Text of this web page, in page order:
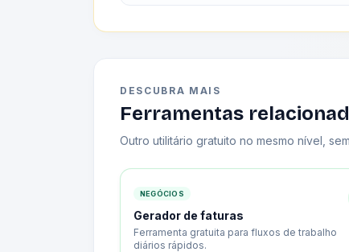
DESCUBRA MAIS
Ferramentas
Outro utilitário gratuito no mesmo nível,
NEGÓCIOS
Gerador de faturas
Ferramenta gratuita para fluxos de trabalho
diários rápidos.